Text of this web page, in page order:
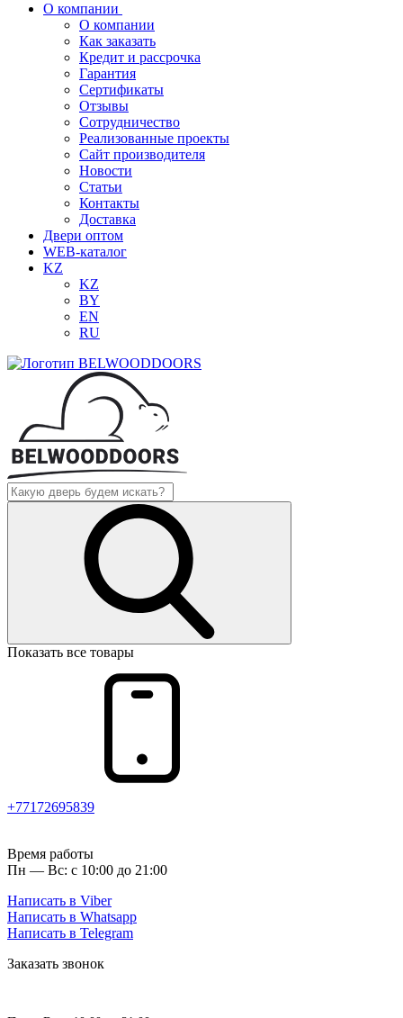
О компании
О компании
Как заказать
Кредит и рассрочка
Гарантия
Сертификаты
Отзывы
Сотрудничество
Реализованные проекты
Сайт производителя
Новости
Статьи
Контакты
Доставка
Двери оптом
WEB-каталог
KZ
KZ
BY
EN
RU
Показать все товары
+77172695839
Время работы
Пн — Вс: с 10:00 до 21:00
Написать в Viber
Написать в Whatsapp
Написать в Telegram
Заказать звонок